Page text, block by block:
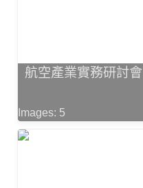
航空產業實務研討會
Images: 5